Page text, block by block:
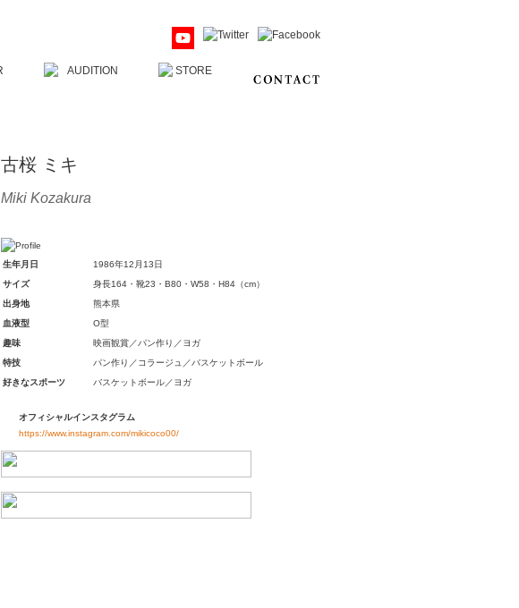
古桜 ミキ
Miki Kozakura
生年月日
1986年12月13日
サイズ
身長164・靴23・B80・W58・H84（cm）
出身地
熊本県
血液型
O型
趣味
映画観賞／パン作り／ヨガ
特技
パン作り／コラージュ／バスケットボール
好きなスポーツ
バスケットボール／ヨガ
オフィシャルインスタグラム
https://www.instagram.com/mikicoco00/